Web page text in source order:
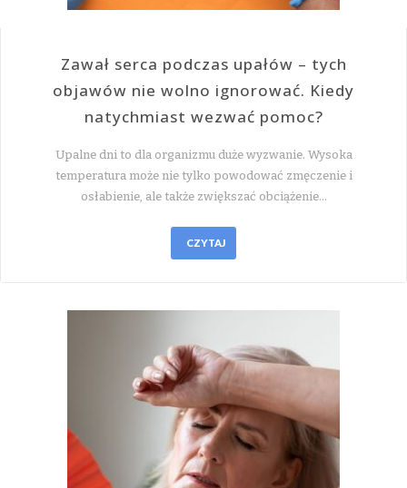
Zawał serca podczas upałów – tych
objawów nie wolno ignorować. Kiedy
natychmiast wezwać pomoc?
Upalne dni to dla organizmu duże wyzwanie. Wysoka
temperatura może nie tylko powodować zmęczenie i
osłabienie, ale także zwiększać obciążenie…
CZYTAJ